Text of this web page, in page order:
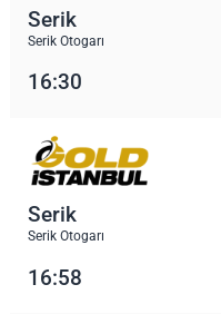
Serik
Serik Otogarı
16:30
Serik
Serik Otogarı
16:58